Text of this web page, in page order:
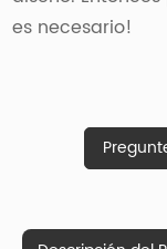
es necesario!